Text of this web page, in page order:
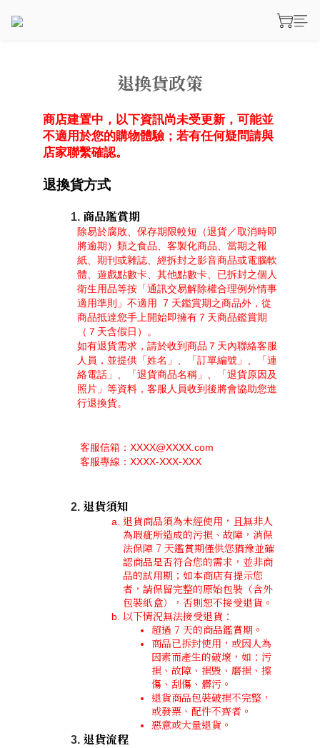
退換貨政策
商店建置中，以下資訊尚未受更新，可能並
不適用於您的購物體驗；若有任何疑問請與
店家聯繫確認。
退換貨方式
商品鑑賞期
除易於腐敗、保存期限較短（退貨／取消時即
將逾期）類之食品、客製化商品、當期之報
紙、期刊或雜誌、經拆封之影音商品或電腦軟
體、遊戲點數卡、其他點數卡、已拆封之個人
衛生用品等按「通訊交易解除權合理例外情事
適用準則」不適用  7 天鑑賞期之商品外，從
商品抵達您手上開始即擁有７天商品鑑賞期
（７天含假日）。
如有退貨需求，請於收到商品７天內聯絡客服
人員，並提供「姓名」、「訂單編號」、「連
絡電話」、「退貨商品名稱」、「退貨原因及
照片」等資料，客服人員收到後將會協助您進
行退換貨。
客服信箱：XXXX@XXXX.com
客服專線：XXXX-XXX-XXX
退貨須知
退貨商品須為未經使用，且無非人
為瑕疵所造成的污損、故障，消保
法保障 7 天鑑賞期僅供您猶豫並確
認商品是否符合您的需求，並非商
品的試用期；如本商店有提示您
者，請保留完整的原始包裝（含外
包裝紙盒），否則恕不接受退貨。
以下情況無法接受退貨：
超過 7 天的商品鑑賞期。
商品已拆封使用，或因人為
因素而產生的破壞，如：污
損、故障、損毀、磨損、擦
傷、刮傷、髒污。
退貨商品包裝破損不完整，
或發票、配件不齊者。
惡意或大量退貨。
退貨流程